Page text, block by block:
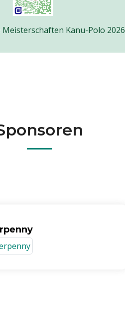
Meisterschaften Kanu-Polo 2026